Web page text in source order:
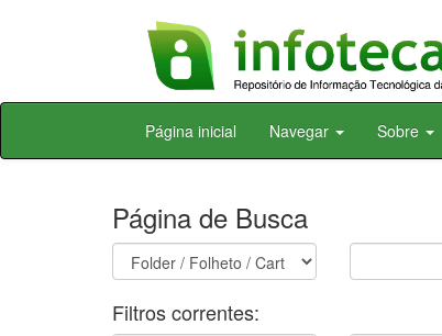
Skip
Página inicial Navegar Sobre
Página de Busca
Filtros correntes: